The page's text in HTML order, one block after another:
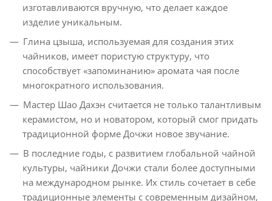
изготавливаются вручную, что делает каждое
изделие уникальным.
Глина цзыша, используемая для создания этих
чайников, имеет пористую структуру, что
способствует «запоминанию» аромата чая после
многократного использования.
Мастер Шао Дахэн считается не только талантливым
керамистом, но и новатором, который смог придать
традиционной форме Дочжи новое звучание.
В последние годы, с развитием глобальной чайной
культуры, чайники Дочжи стали более доступными
на международном рынке. Их стиль сочетает в себе
традиционные элементы с современным дизайном,